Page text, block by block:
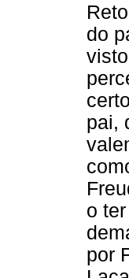
do
pai,
o
por